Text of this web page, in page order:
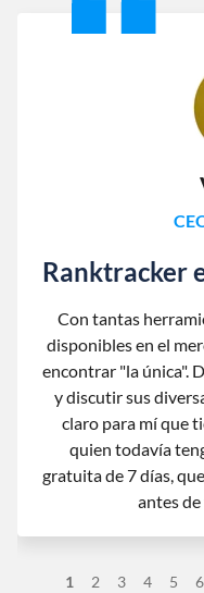
1 2 3 4 5 6
Ranktracker
Con tantas
disponibles en el
encontrar "la única".
y discutir sus
claro para mí que
quien todavía
gratuita de 7 días,
antes